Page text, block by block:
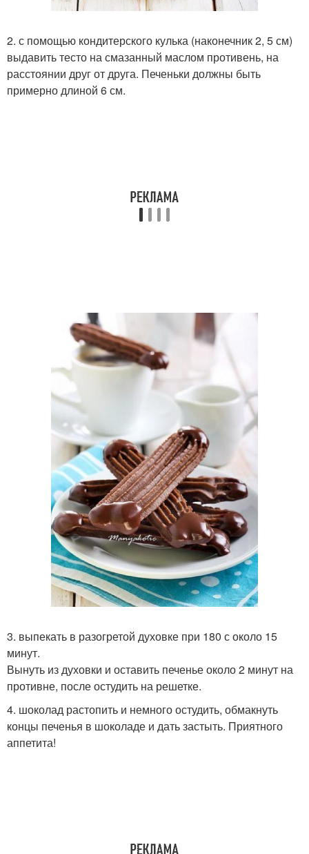
2. с помощью кондитерского кулька (наконечник 2, 5 см)
выдавить тесто на смазанный маслом противень, на
расстоянии друг от друга. Печеньки должны быть
примерно длиной 6 см.
3. выпекать в разогретой духовке при 180 с около 15
минут.
Вынуть из духовки и оставить печенье около 2 минут на
противне, после остудить на решетке.
4. шоколад растопить и немного остудить, обмакнуть
концы печенья в шоколаде и дать застыть. Приятного
аппетита!